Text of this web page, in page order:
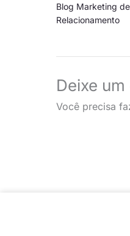
Blog Marketing de
Relacionamento
Deixe
Você precisa